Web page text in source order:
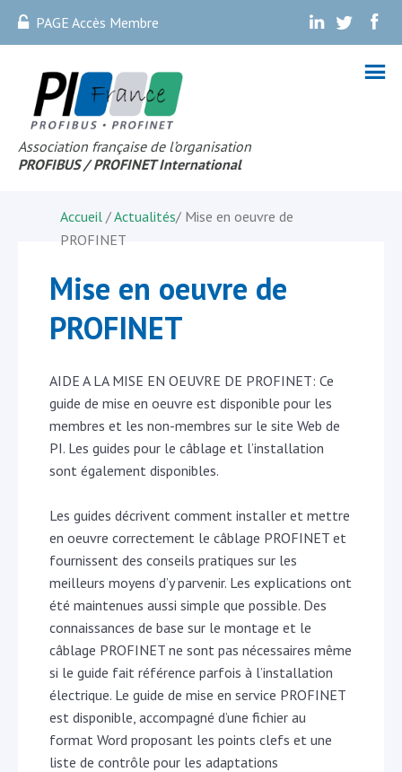
PAGE Accès Membre . . .
Association française de l’organisation
PROFIBUS / PROFINET International
Accueil /Actualités/ Mise en oeuvre de
PROFINET
Mise en oeuvre de
PROFINET
AIDE A LA MISE EN OEUVRE DE PROFINET: Ce
guide de mise en oeuvre est disponible pour les
membres et les non-membres sur le site Web de
PI. Les guides pour le câblage et l’installation
sont également disponibles.
Les guides décrivent comment installer et mettre
en oeuvre correctement le câblage PROFINET et
fournissent des conseils pratiques sur les
meilleurs moyens d’y parvenir. Les explications ont
été maintenues aussi simple que possible. Des
connaissances de base sur le montage et le
câblage PROFINET ne sont pas nécessaires même
si le guide fait référence parfois à l’installation
électrique. Le guide de mise en service PROFINET
est disponible, accompagné d’une fichier au
format Word proposant les points clefs et une
liste de contrôle pour les adaptations